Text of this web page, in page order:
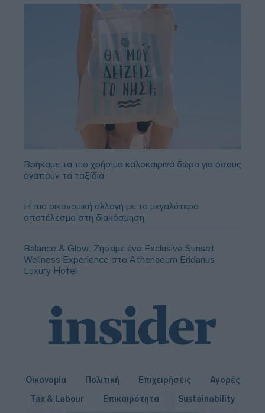
Βρήκαμε τα πιο χρήσιμα καλοκαιρινά δώρα για όσους
αγαπούν τα ταξίδια
Η πιο οικονομική αλλαγή με το μεγαλύτερο
αποτέλεσμα στη διακόσμηση
Balance & Glow: Ζήσαμε ένα Exclusive Sunset
Wellness Experience στο Athenaeum Eridanus
Luxury Hotel
Οικονομία Πολιτική Επιχειρήσεις
Αγορές
Tax & Labour
Επικαιρότητα Sustainability